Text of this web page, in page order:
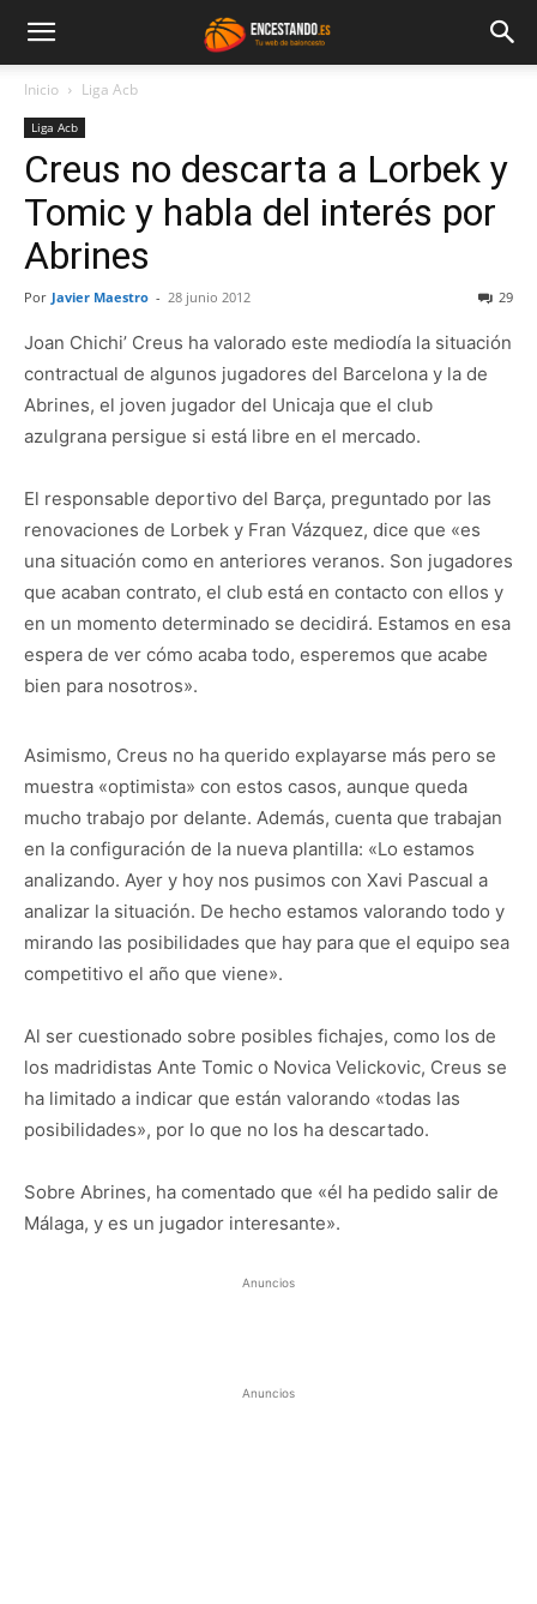
Inicio Liga Acb
Liga Acb
Creus no descarta a Lorbek y
Tomic y habla del interés por
Abrines
Por Javier Maestro - 28 junio 2012 29
Joan Chichi’ Creus ha valorado este mediodía la situación
contractual de algunos jugadores del Barcelona y la de
Abrines, el joven jugador del Unicaja que el club
azulgrana persigue si está libre en el mercado.
El responsable deportivo del Barça, preguntado por las
renovaciones de Lorbek y Fran Vázquez, dice que «es
una situación como en anteriores veranos. Son jugadores
que acaban contrato, el club está en contacto con ellos y
en un momento determinado se decidirá. Estamos en esa
espera de ver cómo acaba todo, esperemos que acabe
bien para nosotros».
Asimismo, Creus no ha querido explayarse más pero se
muestra «optimista» con estos casos, aunque queda
mucho trabajo por delante. Además, cuenta que trabajan
en la configuración de la nueva plantilla: «Lo estamos
analizando. Ayer y hoy nos pusimos con Xavi Pascual a
analizar la situación. De hecho estamos valorando todo y
mirando las posibilidades que hay para que el equipo sea
competitivo el año que viene».
Al ser cuestionado sobre posibles fichajes, como los de
los madridistas Ante Tomic o Novica Velickovic, Creus se
ha limitado a indicar que están valorando «todas las
posibilidades», por lo que no los ha descartado.
Sobre Abrines, ha comentado que «él ha pedido salir de
Málaga, y es un jugador interesante».
Anuncios
Anuncios